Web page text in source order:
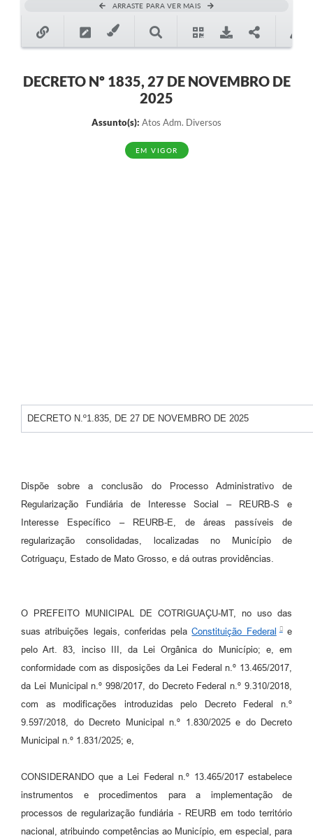
Galeria de Fotos
Ouvidoria
Telefones Úteis
SIC
ARRASTE PARA VER MAIS
DECRETO Nº 1835, 27 DE NOVEMBRO DE
2025
Assunto(s): Atos Adm. Diversos
EM VIGOR
DECRETO N.º1.835, DE 27 DE NOVEMBRO DE 2025
Dispõe sobre a conclusão do Processo Administrativo de
Regularização Fundiária de Interesse Social – REURB-S e
Interesse Específico – REURB-E, de áreas passíveis de
regularização consolidadas, localizadas no Município de
Cotriguaçu, Estado de Mato Grosso, e dá outras providências.
O PREFEITO MUNICIPAL DE COTRIGUAÇU-MT, no uso das
suas atribuições legais, conferidas pelaConstituição Federal
e
pelo Art. 83, inciso III, da Lei Orgânica do Município; e, em
conformidade com as disposições da Lei Federal n.º 13.465/2017,
da Lei Municipal n.º 998/2017, do Decreto Federal n.º 9.310/2018,
com as modificações introduzidas pelo Decreto Federal n.º
9.597/2018, do Decreto Municipal n.º 1.830/2025 e do Decreto
Municipal n.º 1.831/2025; e,
CONSIDERANDO que a Lei Federal n.º 13.465/2017 estabelece
instrumentos e procedimentos para a implementação de
processos de regularização fundiária - REURB em todo território
nacional, atribuindo competências ao Município, em especial, para